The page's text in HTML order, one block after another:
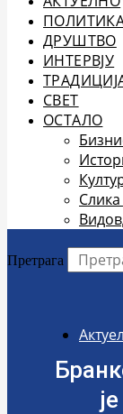
ДРУШТВО
ИНТЕРВЈУ
СВЕТ
ОСТАЛО
Претрага